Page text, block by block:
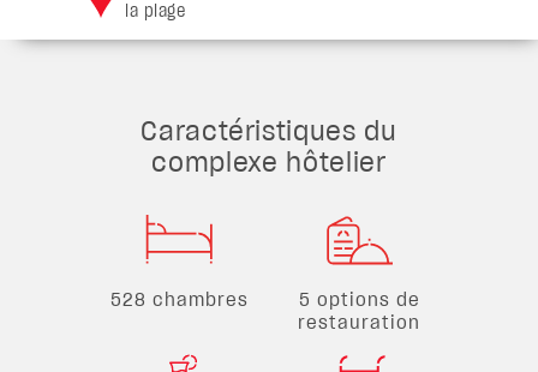
la plage
Caractéristiques du
complexe hôtelier
528 chambres
5 options de
restauration